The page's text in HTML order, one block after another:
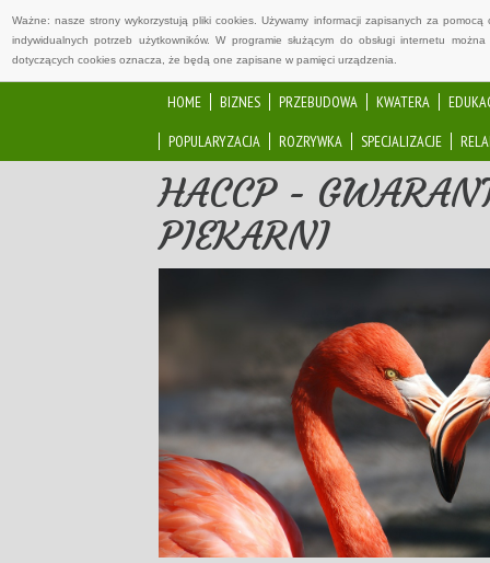
Ważne: nasze strony wykorzystują pliki cookies. Używamy informacji zapisanych za
indywidualnych potrzeb użytkowników. W programie służącym do obsługi internetu
dotyczących cookies oznacza, że będą one zapisane w pamięci urządzenia.
HOME BIZNES PRZEBUDOWA KWATERA
POPULARYZACJA
ROZRYWKA SPECJALIZACJE
HACCP -
PIEKARNI